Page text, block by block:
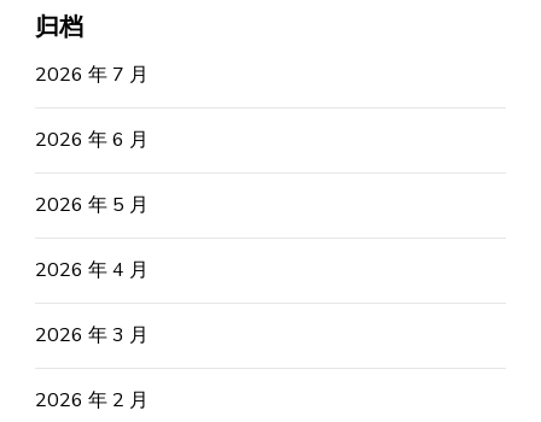
归档
2026 年 7 月
2026 年 6 月
2026 年 5 月
2026 年 4 月
2026 年 3 月
2026 年 2 月